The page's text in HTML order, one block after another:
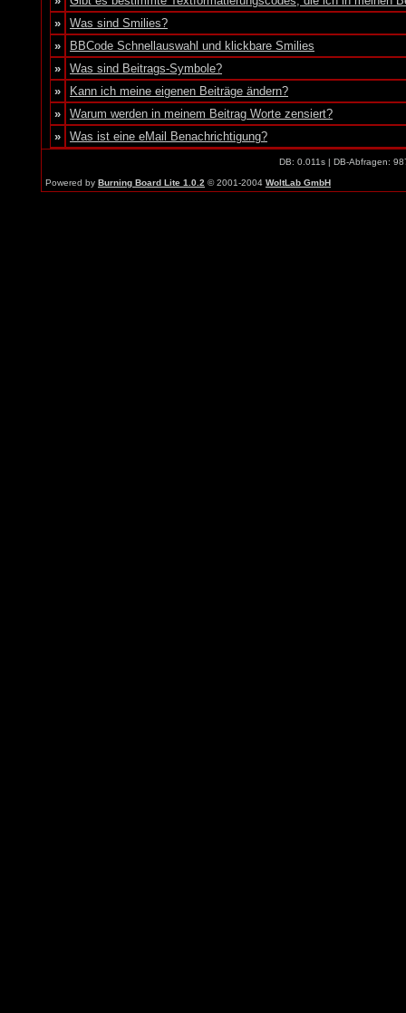
»
Was sind Smilies?
»
BBCode Schnellauswahl und klickbare Smilies
»
Was sind Beitrags-Symbole?
»
Kann ich meine eigenen Beiträge ändern?
»
Warum werden in meinem Beitrag Worte zensiert?
»
Was ist eine eMail Benachrichtigung?
DB: 0.011s | DB-Abfragen:
Powered by Burning Board Lite 1.0.2 © 2001-2004 WoltLab GmbH